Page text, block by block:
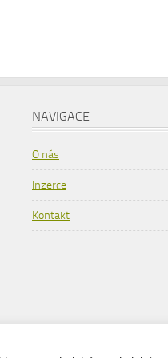
NAVIGACE
O nás
Inzerce
Kontakt